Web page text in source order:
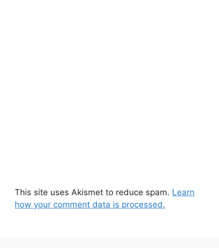
This site uses Akismet to reduce spam. Learn
how your comment data is processed.